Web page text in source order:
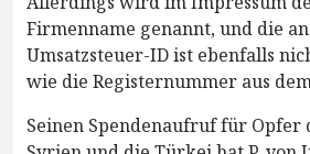
Firmenname genannt, und die
Umsatzsteuer-ID ist ebenfalls
wie die Registernummer aus
Seinen Spendenaufruf für Opfer